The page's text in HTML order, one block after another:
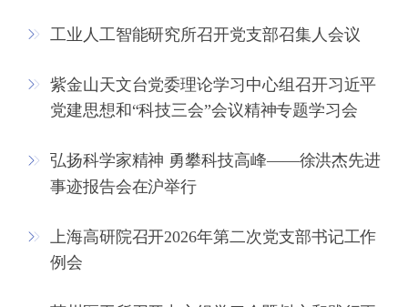
工业人工智能研究所召开党支部召集人会议
紫金山天文台党委理论学习中心组召开习近平
党建思想和“科技三会”会议精神专题学习会
弘扬科学家精神 勇攀科技高峰——徐洪杰先进
事迹报告会在沪举行
上海高研院召开2026年第二次党支部书记工作
例会